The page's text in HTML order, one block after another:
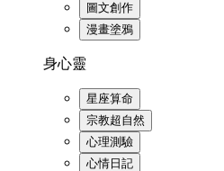
圖文創作
漫畫塗鴉
身心靈
星座算命
宗教超自然
心理測驗
心情日記